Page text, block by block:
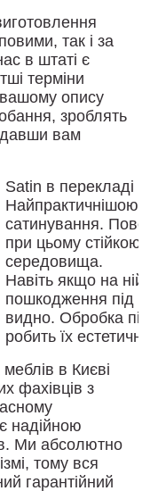
, так і за
в штаті є
терміни
вашому опису
, зроблять
вам
Satin в перекладі
Найпрактичнішою
сатинування.
при цьому стійкою
середовища.
Навіть якщо на ній
пошкодження під
видно. Обробка
робить їх естетично
в Києві
фахівців з
надійною
Ми абсолютно
тому вся
гарантійний